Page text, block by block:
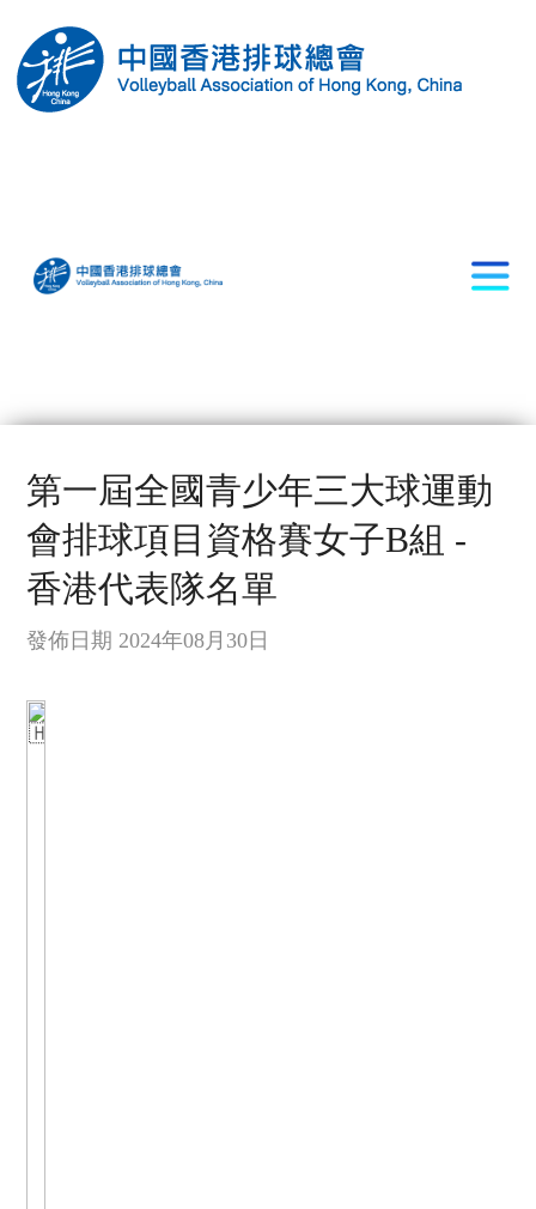
第一屆全國青少年三大球運動
會排球項目資格賽女子B組 -
香港代表隊名單
發佈日期 2024年08月30日